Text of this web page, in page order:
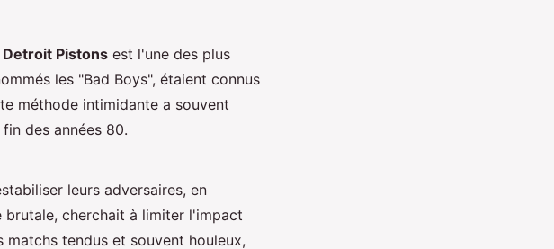
Detroit Pistons est l'une des plus
les "Bad Boys", étaient connus
méthode intimidante a souvent
des années 80.
leurs adversaires, en
cherchait à limiter l'impact
tendus et souvent houleux,